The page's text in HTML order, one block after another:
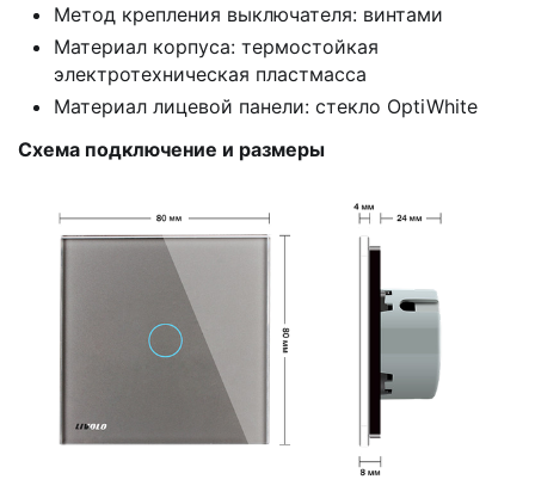
Метод крепления выключателя: винтами
Материал корпуса: термостойкая
электротехническая пластмасса
Материал лицевой панели: стекло OptiWhite
Схема подключение и размеры